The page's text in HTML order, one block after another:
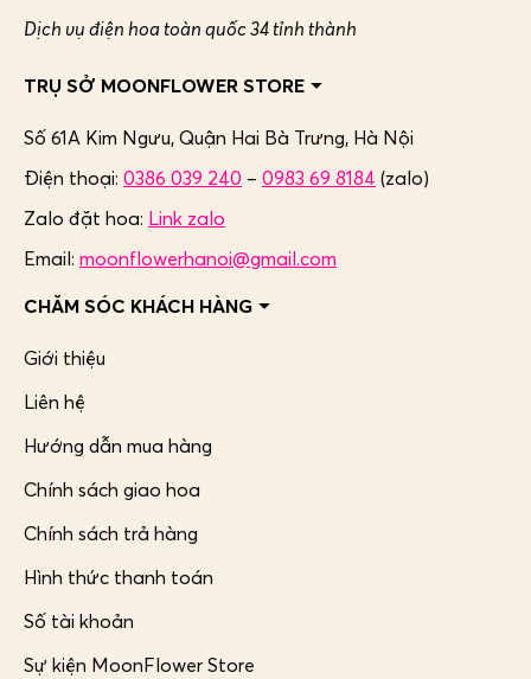
Dịch vụ điện hoa toàn quốc 34 tỉnh thành
TRỤ SỞ MOONFLOWER STORE
Số 61A Kim Ngưu, Quận Hai Bà Trưng, Hà Nội
Điện thoại: 0386 039 240 – 0983 69 8184 (zalo)
Zalo đặt hoa: Link zalo
Email: moonflowerhanoi@gmail.com
CHĂM SÓC KHÁCH HÀNG
Giới thiệu
Liên hệ
Hướng dẫn mua hàng
Chính sách giao hoa
Chính sách trả hàng
Hình thức thanh toán
Số tài khoản
Sự kiện MoonFlower Store